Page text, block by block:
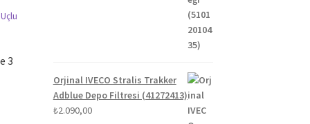
3
Orjinal IVECO Stralis Trakker
Adblue Depo Filtresi (41272413)
₺2.090,00